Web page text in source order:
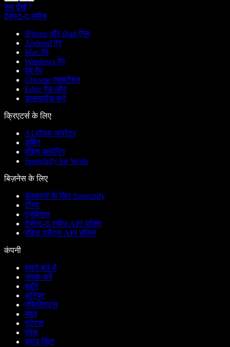
सब देखें
टेक्स्ट-टू-स्पीच
iPhone और iPad ऐप्स
Android ऐप
Mac ऐप
Windows ऐप
वेब ऐप
Chrome एक्सटेंशन
Edge ऐड-ऑन
डाउनलोड करें
क्रिएटर्स के लिए
AI वॉयस जनरेटर
डबिंग
वॉइस क्लोनिंग
Speechify for Work
बिज़नेस के लिए
डेवलपर्स के लिए Speechify
टीम्स
एजुकेशन
टेक्स्ट-टू-स्पीच API डॉक्स
वॉइस एजेंट्स API डॉक्स
कंपनी
हमारे बारे में
संपर्क करें
ब्लॉग
करियर
एफिलिएट्स
मदद
स्टेटस
प्रेस
ब्रांड किट